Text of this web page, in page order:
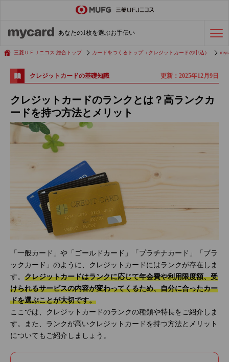
あなたの1枚を選ぶお手伝い
会社経費の支払い 効率化術
三菱ＵＦＪニコス 総合トップ カードをつくるトップ（クレジットカードの申込）
クレジットカードの基礎知識 更新：2025年12月9日
クレジットカードのランクとは？高ランクカ
ードを持つ方法とメリット
「一般カード」や「ゴールドカード」「プラチナカード」「ブラ
ックカード」のように、クレジットカードにはランクが存在しま
す。 クレジットカードはランクに応じて年会費や利用限度額、受
けられるサービスの内容が変わってくるため、自分に合ったカー
ドを選ぶことが大切です。
ここでは、クレジットカードのランクの種類や特長をご紹介しま
す。また、ランクが高いクレジットカードを持つ方法とメリット
についてもご紹介しましょう。